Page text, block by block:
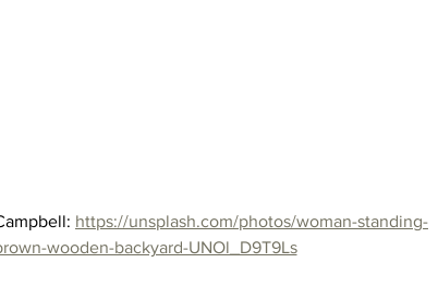
https://unsplash.com/photos/woman-standing-
wooden-backyard-UNOl_D9T9Ls